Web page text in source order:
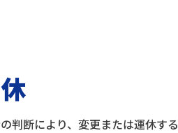
断により、変更または運休す